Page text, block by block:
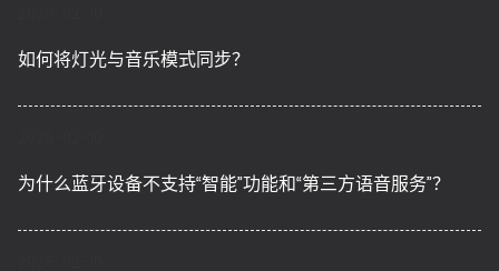
如何将灯光与音乐模式同步？
为什么蓝牙设备不支持“智能”功能和“第三方语音服务”？